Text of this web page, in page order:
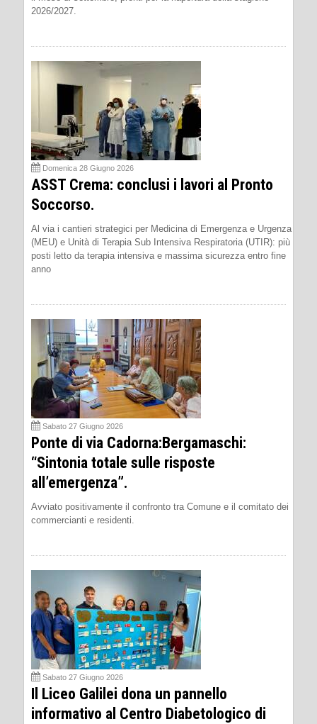
2026/2027.
Domenica 28 Giugno 2026
ASST Crema: conclusi i lavori al Pronto
Soccorso.
Al via i cantieri strategici per Medicina di Emergenza e Urgenza
(MEU) e Unità di Terapia Sub Intensiva Respiratoria (UTIR): più
posti letto da terapia intensiva e massima sicurezza entro fine
anno
Sabato 27 Giugno 2026
Ponte di via Cadorna:Bergamaschi:
“Sintonia totale sulle risposte
all’emergenza”.
Avviato positivamente il confronto tra Comune e il comitato dei
commercianti e residenti.
Sabato 27 Giugno 2026
Il Liceo Galilei dona un pannello
informativo al Centro Diabetologico di